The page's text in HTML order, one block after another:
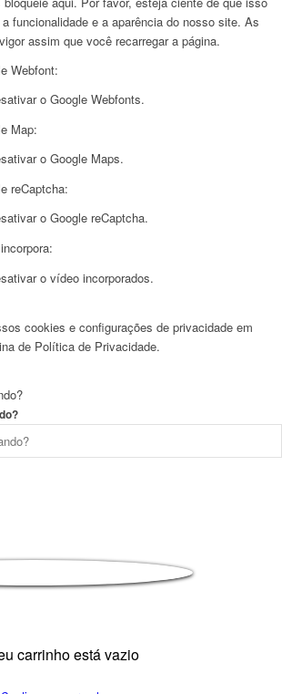
funcionalidade e a aparência do nosso site. As
assim que você recarregar a página.
Webfont:
o Google Webfonts.
Map:
o Google Maps.
reCaptcha:
o Google reCaptcha.
o vídeo incorporados.
cookies e configurações de privacidade em
de Política de Privacidade.
carrinho está vazio